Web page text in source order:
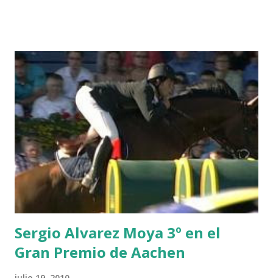
POWER - MILLAR 5 ARMANIE -VOORN 6 QUERLYBET
HERO -LEJAUNE 7 MO CHROI - O’BRIEN 8 CARMENA Z -
BREEN 9 JALLA DE GAVIERE -RAMZY AL DUHAMI 10
NOVEL -PHILIPPAERTS 3 triple 1 LATE NIGHT -LEVY 2 K
CLUB LADY -O’CONNOR 3 QUICK STUDY - HOUGH 4
LORENZO -AHLMANN 5 L’ESPOIR -GULLIKSEN 6
TOPINAMBOUR -LEPREVOST 7 WISCONSIN 111 -MOYA 8
INTERTOY Z - BRASH 9 HERALD –CORDON 10 SELDANA
DI CAMPALTO -SHARBATLY Vuelta Triunfal... el ganador
del Gran Premio en su vuelta de honor
Sergio Alvarez Moya 3º en el
Gran Premio de Aachen